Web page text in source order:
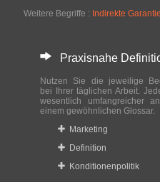
Weitere Begriffe : Indirekte Garantie
Praxisnahe
Nutzen Sie die jeweilige
bei Ihrer täglichen Arbeit.
wesentlich umfangreicher
einem gewöhnlichen Glossar.
Marketing
Definition
Konditionenpolitik